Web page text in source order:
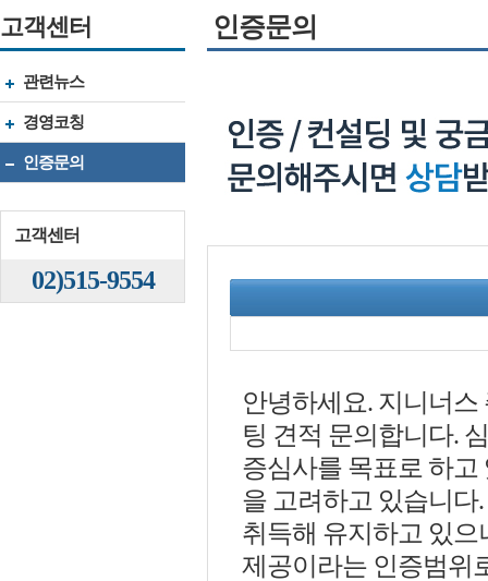
고객센터
관련뉴스
경영코칭
인증문의
고객센터
02)515-9554
인증문의
안녕하세요. 지니너스
팅 견적 문의합니다.
증심사를 목표로 하고
을 고려하고 있습니다
취득해 유지하고 있으
제공이라는 인증범위